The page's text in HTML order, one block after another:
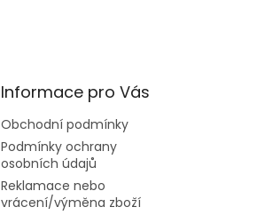
Informace pro Vás
Obchodní podmínky
Podmínky ochrany
osobních údajů
Reklamace nebo
vrácení/výměna zboží